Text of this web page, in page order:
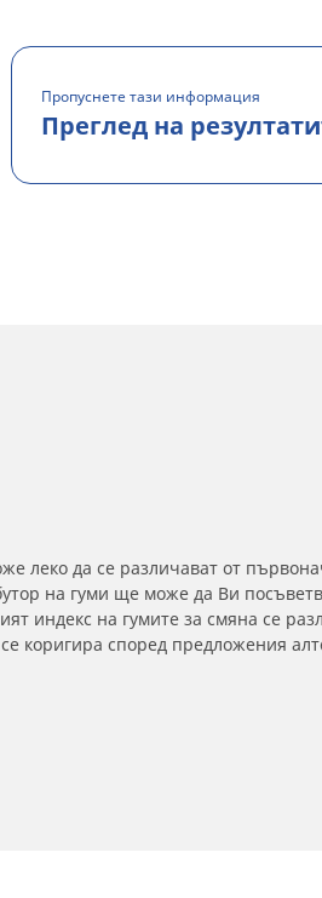
Пропуснете тази информация
Преглед на
леко да се различават от
на гуми ще може да Ви
индекс на гумите за смяна се
коригира според предложения